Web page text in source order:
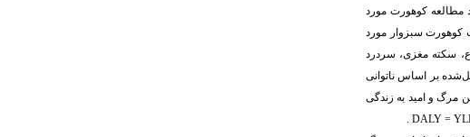
مطالعه کوهورت مورد
کوهورت سبزوار مورد
سکته مغزی، سردرد
بر اساس ناتوانی
مرگ و امید به زندگی
. DALY =